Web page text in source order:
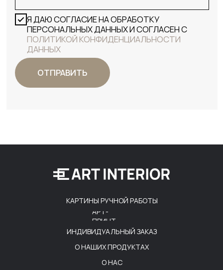
КАРТИНЫ РУЧНОЙ РАБОТЫ
ИНДИВИДУАЛЬНЫЙ ЗАКАЗ
О НАС
О НАШИХ ПРОДУКТАХ
АРТ-
ПРИНТ